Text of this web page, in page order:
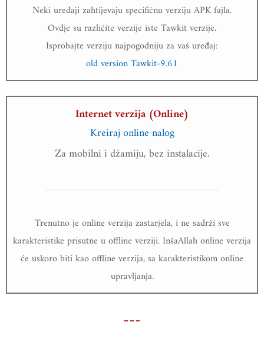
Neki uređaji zahtijevaju specifičnu verziju APK fajla.
Ovdje su različite verzije iste Tawkit verzije.
Isprobajte verziju najpogodniju za vaš uređaj:
old version Tawkit-9.61
Internet verzija (Online)
Kreiraj online nalog
Za mobilni i džamiju, bez instalacije.
Trenutno je online verzija zastarjela, i ne sadrži sve
karakteristike prisutne u offline verziji. InšaAllah online verzija
će uskoro biti kao offline verzija, sa karakteristikom online
upravljanja.
---